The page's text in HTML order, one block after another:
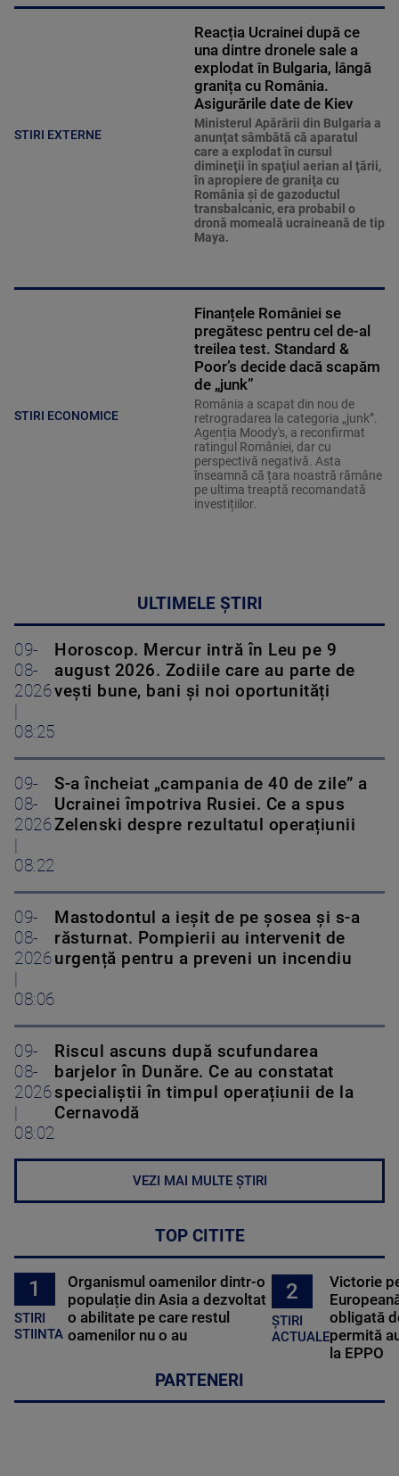
STIRI EXTERNE
Reacția Ucrainei după ce
una dintre dronele sale a
explodat în Bulgaria, lângă
granița cu România.
Asigurările date de Kiev
Ministerul Apărării din Bulgaria a
anunţat sâmbătă că aparatul
care a explodat în cursul
dimineţii în spaţiul aerian al ţării,
în apropiere de graniţa cu
România şi de gazoductul
transbalcanic, era probabil o
dronă momeală ucraineană de tip
Maya.
STIRI ECONOMICE
Finanțele României se
pregătesc pentru cel de-al
treilea test. Standard &
Poor’s decide dacă scapăm
de „junk”
România a scapat din nou de
retrogradarea la categoria „junk”.
Agenția Moody's, a reconfirmat
ratingul României, dar cu
perspectivă negativă. Asta
înseamnă că țara noastră rămâne
pe ultima treaptă recomandată
investițiilor.
ULTIMELE ȘTIRI
09-
08-
2026
|
08:25
Horoscop. Mercur intră în Leu pe 9
august 2026. Zodiile care au parte de
vești bune, bani și noi oportunități
09-
08-
2026
|
08:22
S-a încheiat „campania de 40 de zile” a
Ucrainei împotriva Rusiei. Ce a spus
Zelenski despre rezultatul operațiunii
09-
08-
2026
|
08:06
Mastodontul a ieșit de pe șosea și s-a
răsturnat. Pompierii au intervenit de
urgență pentru a preveni un incendiu
09-
08-
2026
|
08:02
Riscul ascuns după scufundarea
barjelor în Dunăre. Ce au constatat
specialiștii în timpul operațiunii de la
Cernavodă
VEZI MAI MULTE ȘTIRI
TOP CITITE
1
STIRI
STIINTA
Organismul oamenilor dintr-o
populație din Asia a dezvoltat
o abilitate pe care restul
oamenilor nu o au
2
ȘTIRI
ACTUALE
Victorie
obligată
permită
la EPPO
PARTENERI